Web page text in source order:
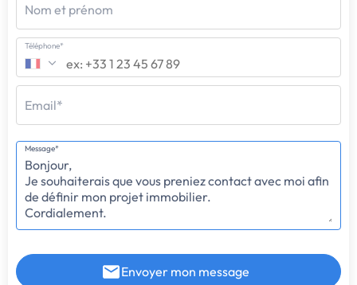
Nom et prénom
Téléphone*
Email*
Message*
Envoyer mon message